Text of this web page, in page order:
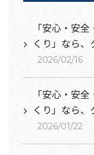
「安心・安
くり」なら、
2026/02/16
「安心・安
くり」なら、
2026/01/22